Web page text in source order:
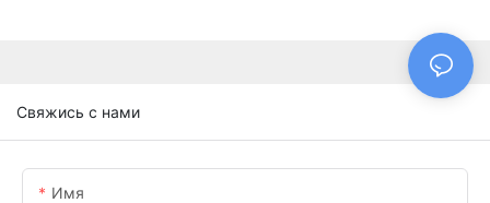
Свяжись с нами
Имя